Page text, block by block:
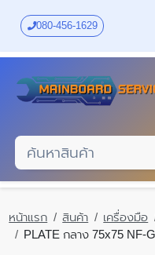
content
080-456-1629
หน้าแรก สินค้า เครื่องมือ
PLATE กลาง 75x75 NF-